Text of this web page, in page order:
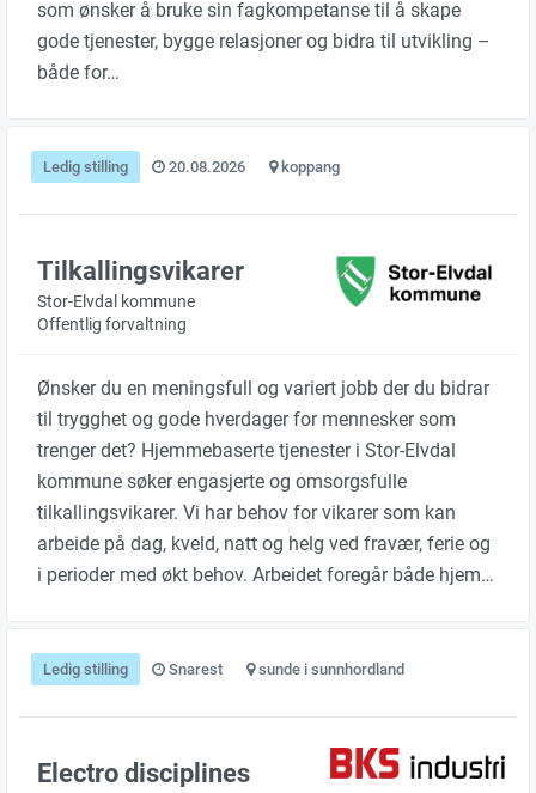
som ønsker å bruke sin fagkompetanse til å skape
gode tjenester, bygge relasjoner og bidra til utvikling –
både for…
Ledig stilling 20.08.2026 koppang
Tilkallingsvikarer
Stor-Elvdal kommune
Offentlig forvaltning
Ønsker du en meningsfull og variert jobb der du bidrar
til trygghet og gode hverdager for mennesker som
trenger det? Hjemmebaserte tjenester i Stor-Elvdal
kommune søker engasjerte og omsorgsfulle
tilkallingsvikarer. Vi har behov for vikarer som kan
arbeide på dag, kveld, natt og helg ved fravær, ferie og
i perioder med økt behov. Arbeidet foregår både hjem…
Ledig stilling Snarest sunde i sunnhordland
Electro disciplines